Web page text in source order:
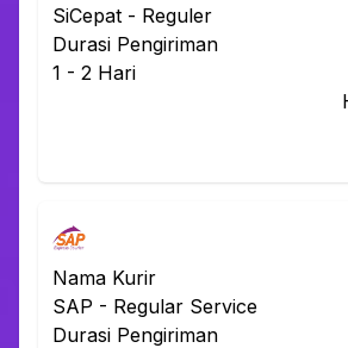
SiCepat - Reguler
Durasi Pengiriman
1 - 2 Hari
Nama Kurir
SAP - Regular Service
Durasi Pengiriman